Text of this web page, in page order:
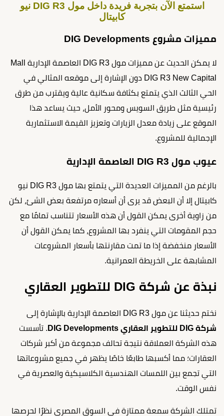
استمتع الآن بتجربة فريدة داخل مول DIG R3 نيو
كابيتال
مميزات مشروع DIG Developments
لا يمكن الحديث عن مميزات مول DIG R3 العاصمة الإدارية Mall
DIG R3 New Capital دون الإشارة إلى موقعه المثالي في
الحي الثالث الذي يتمتع بكثافة سكانية عالية ويقترب من طرق
رئيسية مثل طريق السويس ومحور الأمل، حيث يساعد هذا
الموقع على زيادة معدل الزيارات وتعزيز القيمة الاستثمارية
الإجمالية للمشروع.
عيوب مول DIG R3 العاصمة الإدارية
بالرغم من المميزات العديدة التي يتمتع بها مول DIG R3 نيو
كابيتال إلا أن البعض قد يرى أن أسعاره مرتفعة بعض الشئ، لكن
من زاوية أخرى يمكن القول أن هذه الأسعار تتناسب تمامًا مع
حجم المقومات التي ينفرد بها المشروع، كما يمكن القول أن
الأسعار منخفضة إذا ما تمت مقارنتها بأسعار المشروعات
المشابهة على الخريطة العمرانية.
نبذة عن شركة DIG للتطوير العقاري
نختم حديثنا عن مول DIG R3 العاصمة الإدارية بالإشارة إلى
شركة DIG للتطوير العقاري DIG Developments
. تأسست
هذه الشركة العملاقة نتيجة تحالف مجموعة من أكبر شركات
العقارات؛ مما أكسبها طابعًا خاصًا يظهر في جميع مشروعاتها
التي تجمع بين اللمسات الهندسية الكلاسيكية والعصرية في
نفس الوقت.
تمتلك الشركة سمعة ممتازة في السوق المصري نظرًا لحرصها